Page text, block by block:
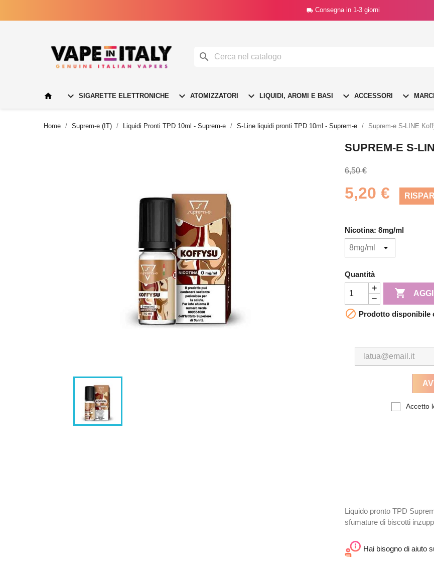
 Consegna in 1-3 giorni

  SIGARETTE ELETTRONICHE  ATOMIZZATORI  LIQUIDI, AROMI E BASI  ACCESSORI 
Home Suprem-e (IT) Liquidi Pronti TPD 10ml - Suprem-e S-Line liquidi pronti TPD 10ml - Suprem-e Suprem-e S-LINE
SUPREM-E S-
6,50 €
5,20 €
Nicotina: 8mg/ml
Quantità

 Prodotto disponibile
Accetto
Liquido pronto TPD
sfumature di biscotti
Hai bisogno di aiuto